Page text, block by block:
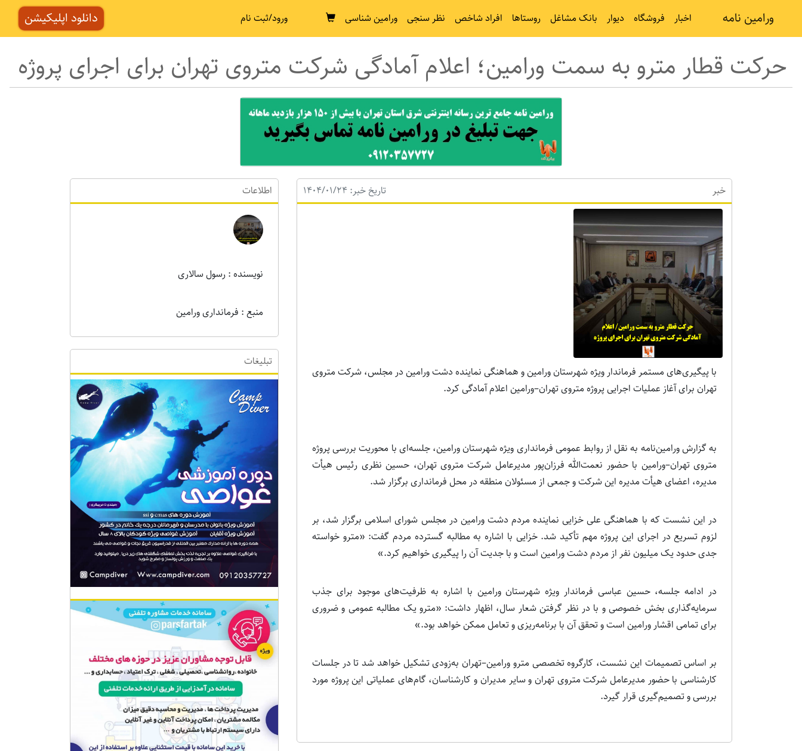
ورامین نامه اخبار فروشگاه دیوار بانک مشاغل روستاها افراد شاخص نظر سنجی ورامین شناسی ورود/ثبت نام دانلود اپلیکیشن
حرکت قطار مترو به سمت ورامین؛ اعلام آمادگی شرکت متروی تهران برای اجرای پروژه
خبر تاریخ خبر: 1404/01/24
با پیگیری‌های مستمر فرماندار ویژه شهرستان ورامین و هماهنگی نماینده دشت ورامین در مجلس، شرکت متروی
تهران برای آغاز عملیات اجرایی پروژه متروی تهران–ورامین اعلام آمادگی کرد.
به گزارش ورامین‌نامه به نقل از روابط عمومی فرمانداری ویژه شهرستان ورامین، جلسه‌ای با محوریت بررسی پروژه
متروی تهران–ورامین با حضور نعمت‌الله فرزان‌پور مدیرعامل شرکت متروی تهران، حسین نظری رئیس هیأت
مدیره، اعضای هیأت مدیره این شرکت و جمعی از مسئولان منطقه در محل فرمانداری برگزار شد.
در این نشست که با هماهنگی علی خزایی نماینده مردم دشت ورامین در مجلس شورای اسلامی برگزار شد، بر
لزوم تسریع در اجرای این پروژه مهم تأکید شد. خزایی با اشاره به مطالبه گسترده مردم گفت: «مترو خواسته
جدی حدود یک میلیون نفر از مردم دشت ورامین است و با جدیت آن را پیگیری خواهیم کرد.»
در ادامه جلسه، حسین عباسی فرماندار ویژه شهرستان ورامین با اشاره به ظرفیت‌های موجود برای جذب
سرمایه‌گذاری بخش خصوصی و با در نظر گرفتن شعار سال، اظهار داشت: «مترو یک مطالبه عمومی و ضروری
برای تمامی اقشار ورامین است و تحقق آن با برنامه‌ریزی و تعامل ممکن خواهد بود.»
بر اساس تصمیمات این نشست، کارگروه تخصصی مترو ورامین–تهران به‌زودی تشکیل خواهد شد تا در جلسات
کارشناسی با حضور مدیرعامل شرکت متروی تهران و سایر مدیران و کارشناسان، گام‌های عملیاتی این پروژه مورد
بررسی و تصمیم‌گیری قرار گیرد.
اطلاعات
نویسنده : رسول سالاری
منبع : فرمانداری ورامین
تبلیغات